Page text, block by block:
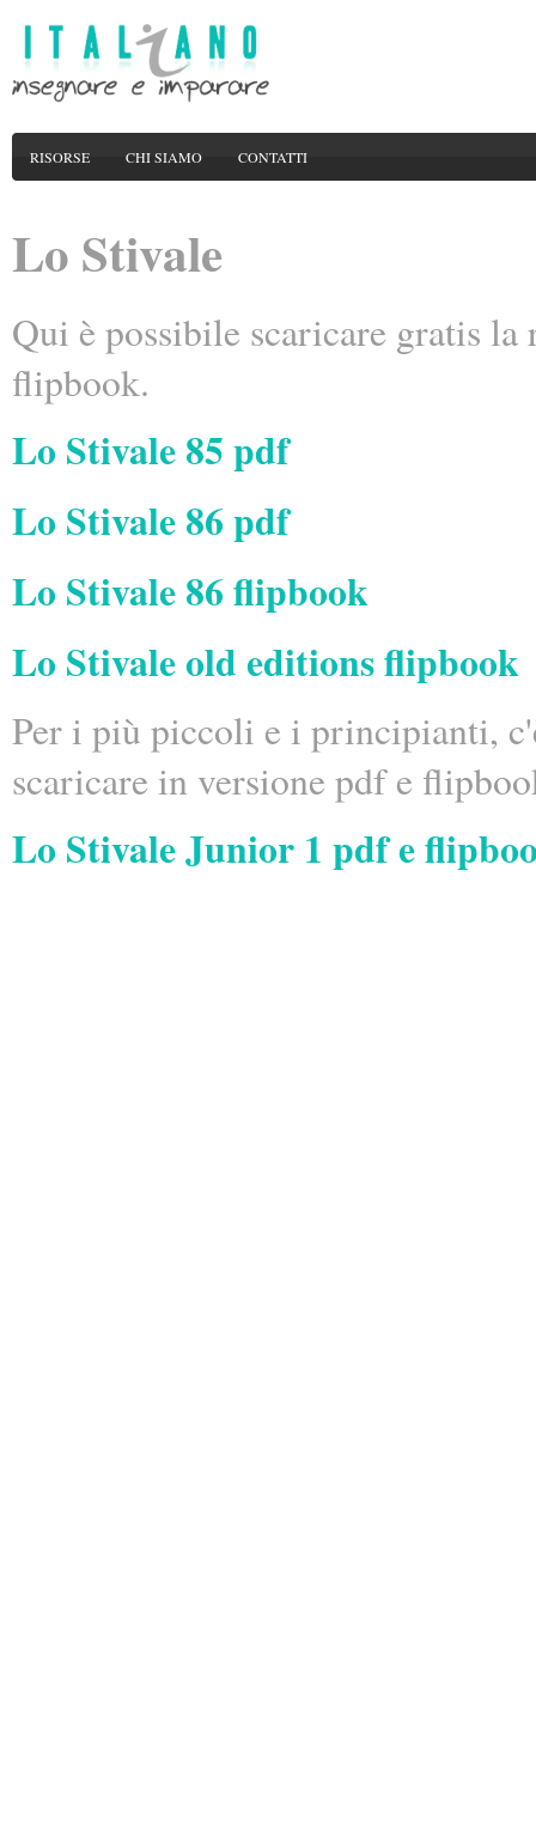
RISORSE CHI SIAMO CONTATTI
Lo Stivale
Qui è possibile scaricare gratis
flipbook.
Lo Stivale 85 pdf
Lo Stivale 86 pdf
Lo Stivale 86 flipbook
Lo Stivale old editions flipbook
Per i più piccoli e i principianti,
scaricare in versione pdf e
Lo Stivale Junior 1 pdf e